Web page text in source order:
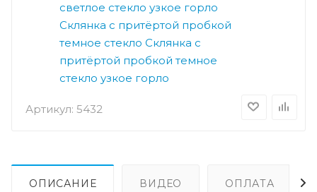
Артикул: 5432
светлое стекло узкое горло
Склянка с притёртой пробкой
темное стекло Склянка с
притёртой пробкой темное
стекло узкое горло
ОПИСАНИЕ ВИДЕО ОПЛАТА